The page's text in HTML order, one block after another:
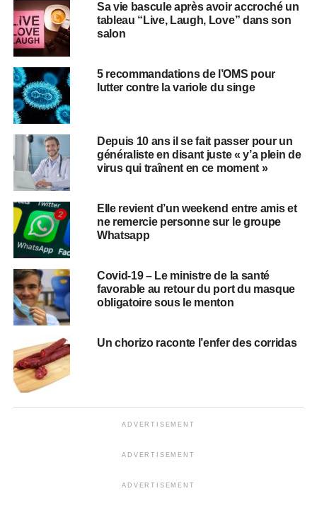
Sa vie bascule après avoir accroché un
tableau “Live, Laugh, Love” dans son
salon
5 recommandations de l’OMS pour
lutter contre la variole du singe
Depuis 10 ans il se fait passer pour un
généraliste en disant juste « y’a plein de
virus qui traînent en ce moment »
Elle revient d’un weekend entre amis et
ne remercie personne sur le groupe
Whatsapp
Covid-19 – Le ministre de la santé
favorable au retour du port du masque
obligatoire sous le menton
Un chorizo raconte l’enfer des corridas
ADVERTISEMENT
ADVERTISEMENT
ADVERTISEMENT